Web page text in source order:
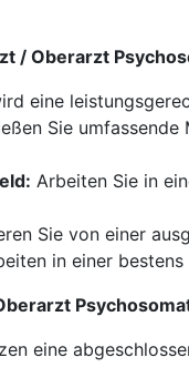
/ Oberarzt
eine
Sie
Arbeiten Sie in
Sie von einer
in einer
eine